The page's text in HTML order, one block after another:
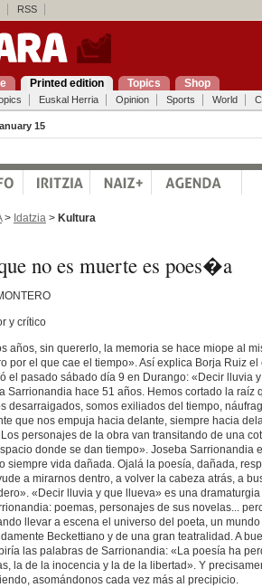
RSS
Printed edition Topics Shop
Euskal Herria Opinion Sports World
15
> Idatzia > Kultura
no es muerte es poes�a
y crítico
años, sin quererlo, la memoria se hace miope al
por el que cae el tiempo». Así explica Borja Ruiz
el pasado sábado día 9 en Durango: «Decir lluvia
Sarrionandia hace 51 años. Hemos cortado la raíz
desarraigados, somos exiliados del tiempo,
que nos empuja hacia delante, siempre hacia
personajes de la obra van transitando de una
donde se dan tiempo». Joseba Sarrionandia
siempre vida dañada. Ojalá la poesía, dañada,
a mirarnos dentro, a volver la cabeza atrás, a
«Decir lluvia y que llueva» es una
poemas, personajes de sus novelas...
llevar a escena el universo del poeta, un
Beckettiano y de una gran teatralidad. A
las palabras de Sarrionandia: «La poesía ha
la de la inocencia y la de la libertad». Y
asomándonos cada vez más al precipicio.